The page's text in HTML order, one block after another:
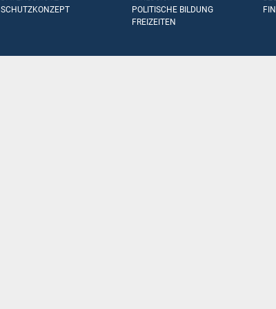
SCHUTZKONZEPT
POLITISCHE BILDUNG
FREIZEITEN